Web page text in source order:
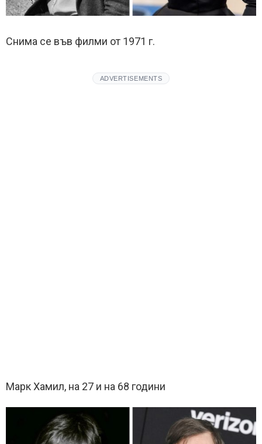
Снима се във филми от 1971 г.
ADVERTISEMENTS
Марк Хамил, на 27 и на 68 години